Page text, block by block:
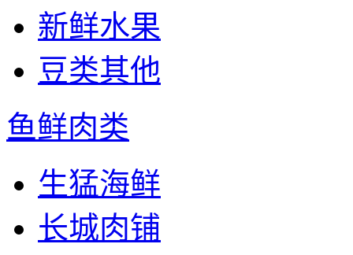
新鲜水果
豆类其他
鱼鲜肉类
生猛海鲜
长城肉铺